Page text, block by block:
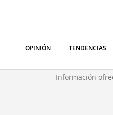
OPINIÓN TENDENCIAS
Información